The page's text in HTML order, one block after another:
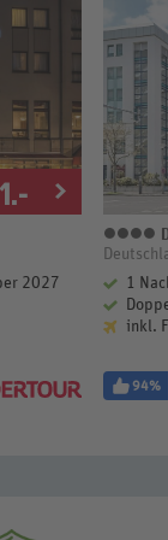
.-
2027
1
inkl.
94%